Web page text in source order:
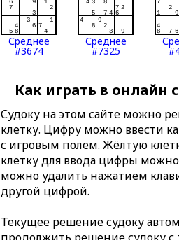
Среднее
#3674
Среднее
#7325
Как играть в онлайн
Судоку на этом сайте можно
клетку. Цифру можно ввести
с игровым полем. Жёлтую
клетку для ввода цифры
можно удалить нажатием
другой цифрой.
Текущее решение судоку